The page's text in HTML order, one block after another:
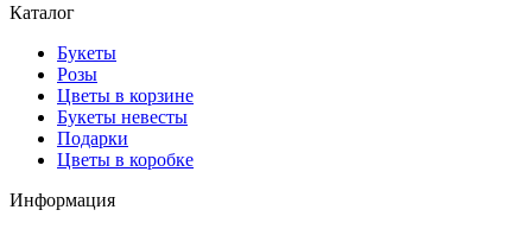
Каталог
Букеты
Розы
Цветы в корзине
Букеты невесты
Подарки
Цветы в коробке
Информация